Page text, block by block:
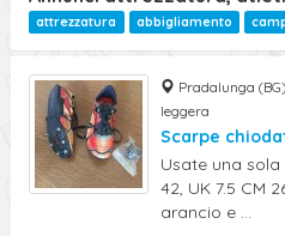
attrezzatura abbigliamento
Pradalunga
leggera
Scarpe
Usate una sola
42, UK 7.5 CM
arancio e ...